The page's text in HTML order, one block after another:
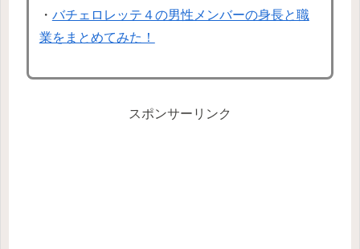
・ バチェロレッテ４の男性メンバーの身長と職
業をまとめてみた！
スポンサーリンク